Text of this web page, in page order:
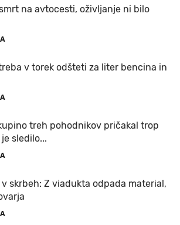
na avtocesti, oživljanje ni bilo
v torek odšteti za liter bencina in
treh pohodnikov pričakal trop
sledilo...
skrbeh: Z viadukta odpada material,